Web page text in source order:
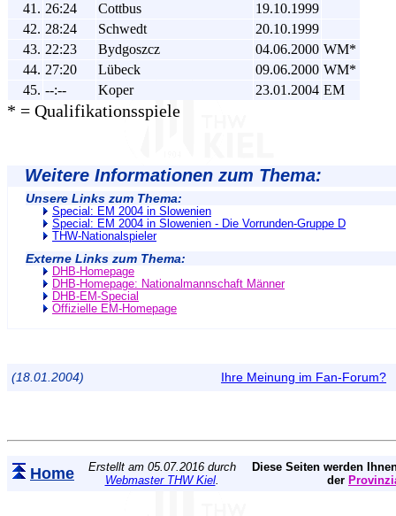
41. 26:24 Cottbus
19.10.1999
42. 28:24 Schwedt
20.10.1999
43. 22:23 Bydgoszcz 04.06.2000 WM*
44. 27:20 Lübeck 09.06.2000 WM*
45. --:-- Koper 23.01.2004 EM
* = Qualifikationsspiele
Weitere Informationen zum Thema:
Unsere Links zum Thema:
Special: EM 2004 in Slowenien
Special: EM 2004 in Slowenien - Die Vorrunden-Gruppe D
THW-Nationalspieler
Externe Links zum Thema:
DHB-Homepage
DHB-Homepage: Nationalmannschaft Männer
DHB-EM-Special
Offizielle EM-Homepage
(18.01.2004) Ihre Meinung im Fan-Forum?
Home
Erstellt am 05.07.2016 durch
Webmaster THW Kiel.
Diese Seiten werden
der